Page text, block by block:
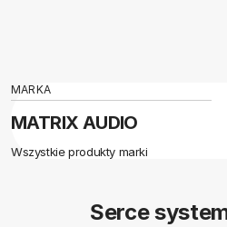
MARKA
MATRIX AUDIO
Wszystkie produkty marki
Serce